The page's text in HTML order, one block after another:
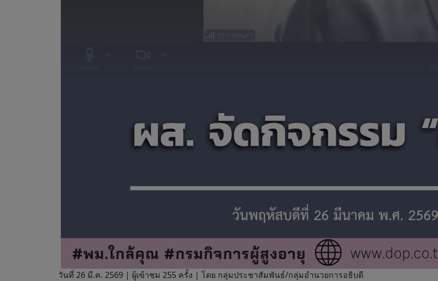
วันที่ 26 มี.ค. 2569 | ผู้เข้าชม 255 ครั้ง | โดย กลุ่มประชาสัมพันธ์/กลุ่มอำนวยการอธิบดี